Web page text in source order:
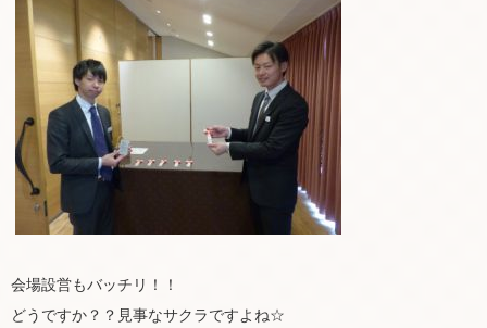
会場設営もバッチリ！！
どうですか？？見事なサクラですよね☆